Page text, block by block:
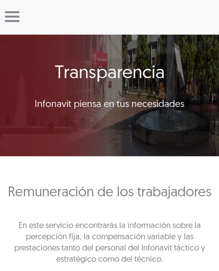
Transparencia
Infonavit piensa en tus necesidades
Remuneración de los trabajadores
En este servicio encontrarás la información sobre la
percepción fija, la compensación variable y las
prestaciones tanto del personal del Infonavit táctico y
estratégico como del técnico.